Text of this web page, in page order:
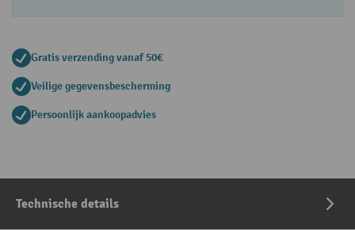
Gratis verzending vanaf 50€
Veilige gegevensbescherming
Persoonlijk aankoopadvies
Technische details